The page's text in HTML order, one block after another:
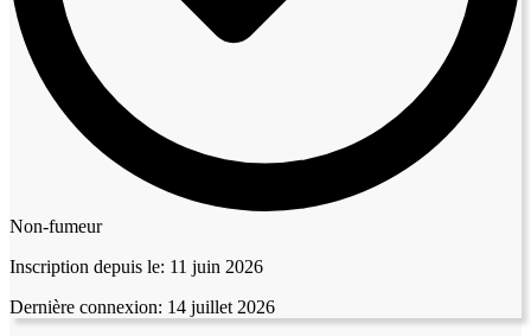
Non-fumeur
Inscription depuis le: 11 juin 2026
Dernière connexion: 14 juillet 2026